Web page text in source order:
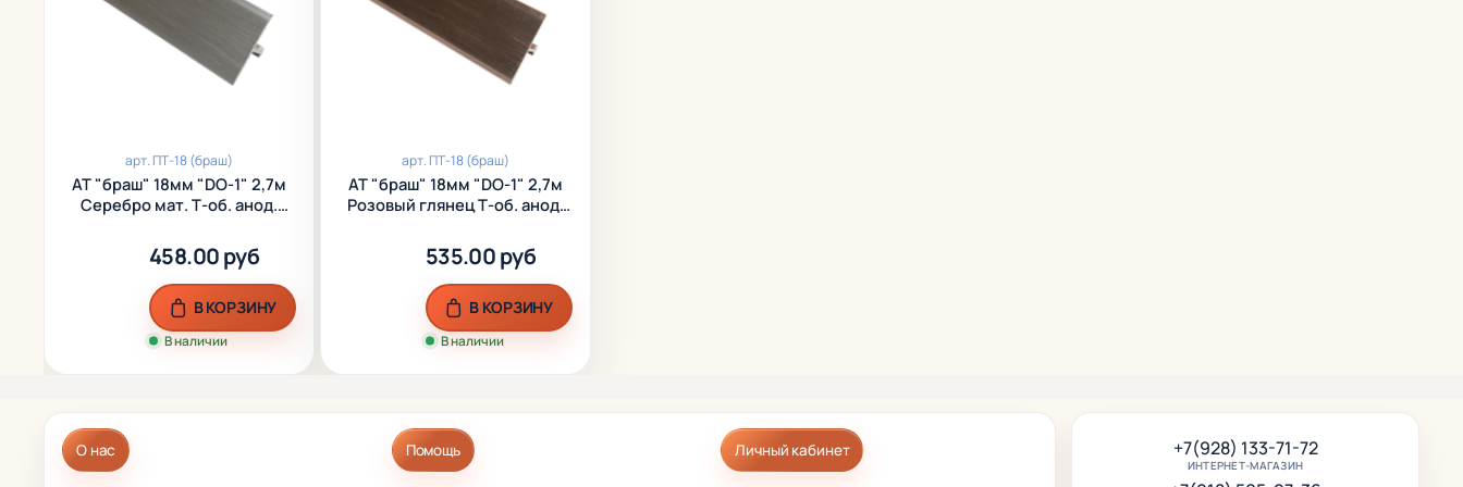
арт.ПТ-18 (браш)
АТ "браш" 18мм "DO-1" 2,7м
Серебро мат. Т-об. анод.
458.00 руб
В наличии
В КОРЗИНУ
арт.ПТ-18 (браш)
АТ "браш" 18мм "DO-1" 2,7м
Розовый глянец Т-об. анод.
535.00 руб
В наличии
В КОРЗИНУ
О нас Помощь Личный кабинет +7(928) 133-71-72
ИНТЕРНЕТ-МАГАЗИН